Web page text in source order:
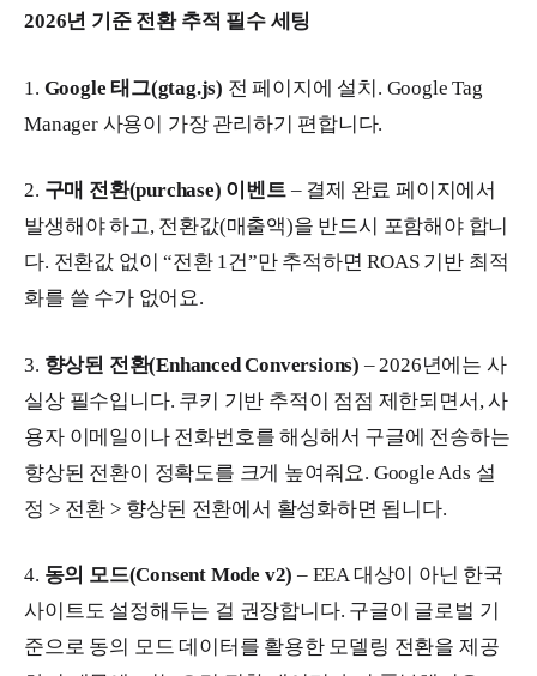
2026년 기준 전환 추적 필수 세팅
1. Google 태그(gtag.js) 전 페이지에 설치. Google Tag
Manager 사용이 가장 관리하기 편합니다.
2. 구매 전환(purchase) 이벤트– 결제 완료 페이지에서
발생해야 하고, 전환값(매출액)을 반드시 포함해야 합니
다. 전환값 없이 “전환 1건”만 추적하면 ROAS 기반 최적
화를 쓸 수가 없어요.
3. 향상된 전환(Enhanced Conversions) – 2026년에는 사
실상 필수입니다. 쿠키 기반 추적이 점점 제한되면서, 사
용자 이메일이나 전화번호를 해싱해서 구글에 전송하는
향상된 전환이 정확도를 크게 높여줘요. Google Ads 설
정 > 전환 > 향상된 전환에서 활성화하면 됩니다.
4. 동의 모드(Consent Mode v2) – EEA 대상이 아닌 한국
사이트도 설정해두는 걸 권장합니다. 구글이 글로벌 기
준으로 동의 모드 데이터를 활용한 모델링 전환을 제공